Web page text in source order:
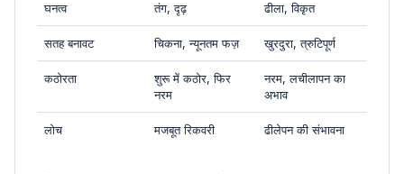
घनत्व तंग, दृढ़ ढीला, विकृत
सतह बनावट चिकना, न्यूनतम फज़ खुरदुरा, त्रुटिपूर्ण
कठोरता
शुरू में कठोर, फिर
नरम
नरम, लचीलापन का
अभाव
लोच मजबूत रिकवरी ढीलेपन की संभावना